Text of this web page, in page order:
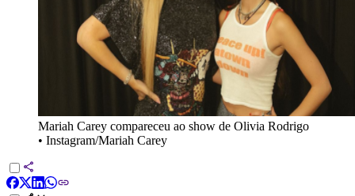
Mariah Carey compareceu ao show de Olivia Rodrigo
• Instagram/Mariah Carey